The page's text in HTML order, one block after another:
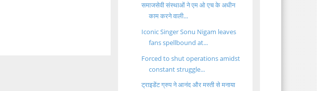
समाजसेवी संस्थाओं ने एम ओ एच के अधीन
काम करने वाली...
Iconic Singer Sonu Nigam leaves
fans spellbound at...
Forced to shut operations amidst
constant struggle...
ट्राइडेंट ग्रुप ने आनंद और मस्ती से मनाया